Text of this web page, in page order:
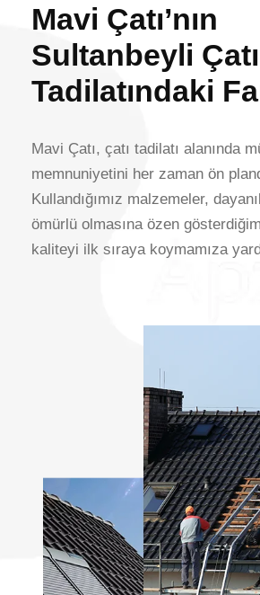
Mavi Çatı’nın
Sultanbeyli Çatı
Tadilatındaki
Mavi Çatı, çatı tadilatı alanında
memnuniyetini her zaman ön
Kullandığımız malzemeler,
ömürlü olmasına özen
kaliteyi ilk sıraya koymamıza